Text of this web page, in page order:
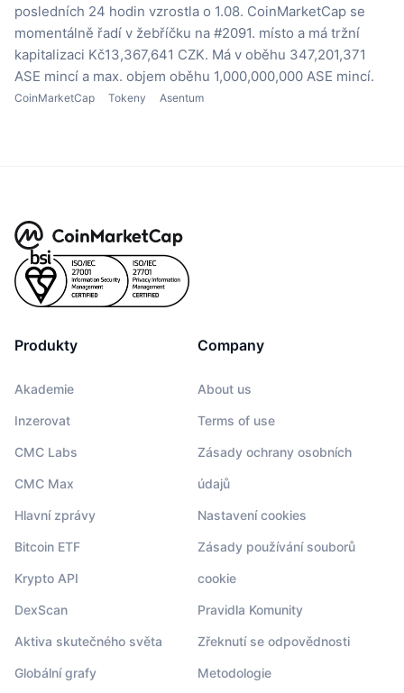
posledních 24 hodin vzrostla o 1.08. CoinMarketCap se
momentálně řadí v žebříčku na #2091. místo a má tržní
kapitalizaci Kč13,367,641 CZK. Má v oběhu 347,201,371
ASE mincí a max. objem oběhu 1,000,000,000 ASE mincí.
CoinMarketCap Tokeny Asentum
Produkty
Akademie
Inzerovat
CMC Labs
CMC Max
Hlavní zprávy
Bitcoin ETF
Krypto API
DexScan
Aktiva skutečného světa
Globální grafy
Company
About us
Terms of use
Zásady ochrany osobních
údajů
Nastavení cookies
Zásady používání souborů
cookie
Pravidla Komunity
Zřeknutí se odpovědnosti
Metodologie